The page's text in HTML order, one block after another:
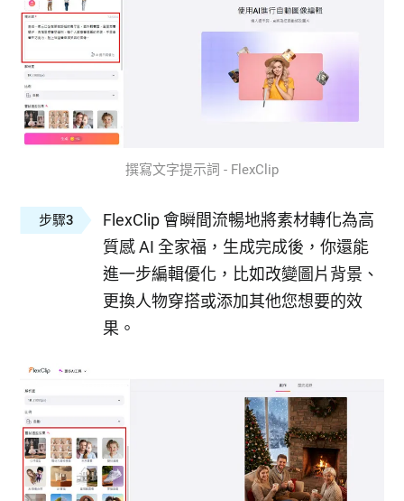
撰寫文字提示詞 - FlexClip
步驟3
FlexClip 會瞬間流暢地將素材轉化為高
質感 AI 全家福，生成完成後，你還能
進一步編輯優化，比如改變圖片背景、
更換人物穿搭或添加其他您想要的效
果。